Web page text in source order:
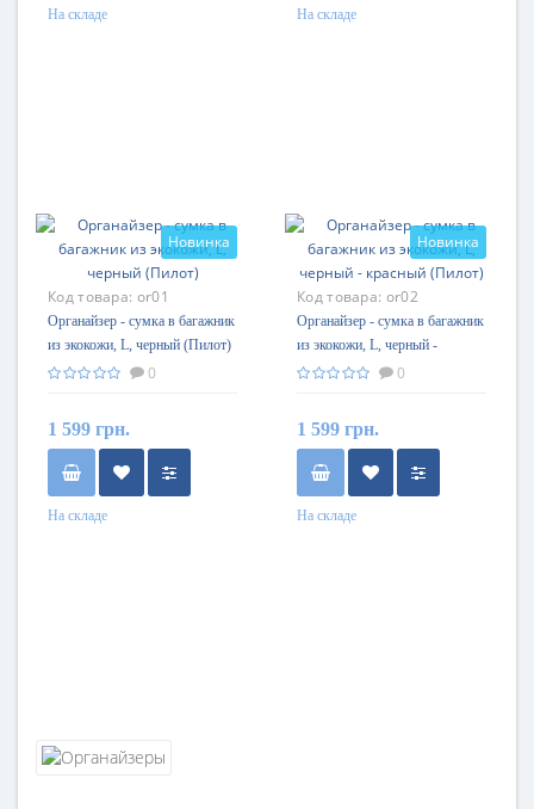
На складе На складе
Новинка
Код товара: or01
Органайзер - сумка в багажник
из экокожи, L, черный (Пилот)
0
1 599 грн.
На складе
Новинка
Код товара: or02
Органайзер - сумка в багажник
из экокожи, L, черный -
красный (Пилот)0
1 599 грн.
На складе